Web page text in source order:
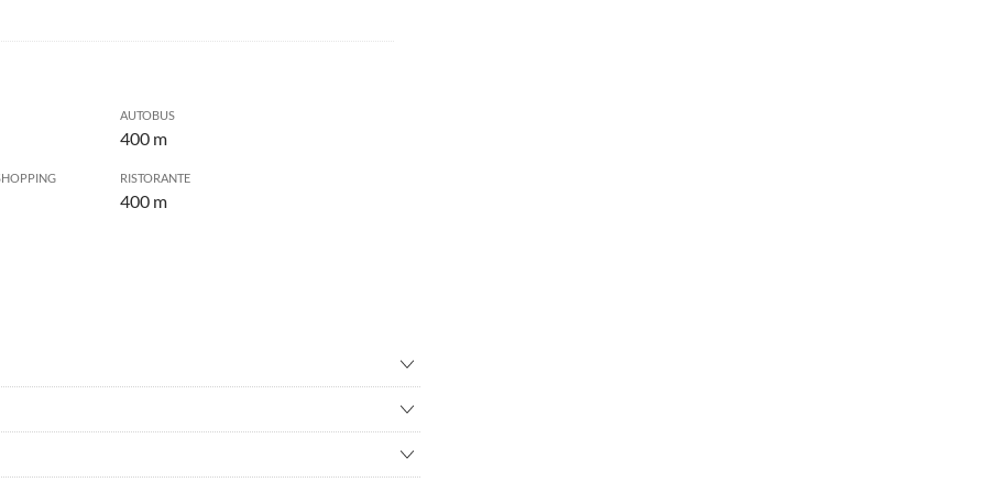
AUTOBUS
400 m
RISTORANTE
400 m
biciclette • Nuotare